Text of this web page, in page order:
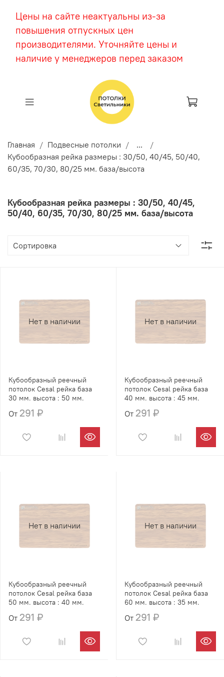
Цены на сайте неактуальны из-за
повышения отпускных цен
производителями. Уточняйте цены и
наличие у менеджеров перед заказом
Главная Подвесные потолки
...
Кубообразная рейка размеры : 30/50, 40/45, 50/40,
60/35, 70/30, 80/25 мм. база/высота
Кубообразная рейка размеры : 30/50, 40/45,
50/40, 60/35, 70/30, 80/25 мм. база/высота
Нет в наличии
Кубообразный реечный
потолок Cesal рейка база
30 мм. высота : 50 мм.
От 291 ₽
Нет в наличии
Кубообразный реечный
потолок Cesal рейка база
40 мм. высота : 45 мм.
От 291 ₽
Нет в наличии
Кубообразный реечный
потолок Cesal рейка база
50 мм. высота : 40 мм.
От 291 ₽
Нет в наличии
Кубообразный реечный
потолок Cesal рейка база
60 мм. высота : 35 мм.
От 291 ₽